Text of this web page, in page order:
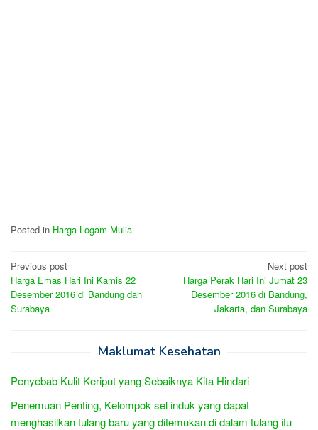
Posted in Harga Logam Mulia
Post
navigation
Previous post
Harga Emas Hari Ini Kamis 22
Desember 2016 di Bandung dan
Surabaya
Next post
Harga Perak Hari Ini Jumat 23
Desember 2016 di Bandung,
Jakarta, dan Surabaya
Maklumat Kesehatan
Penyebab Kulit Keriput yang Sebaiknya Kita Hindari
Penemuan Penting, Kelompok sel induk yang dapat
menghasilkan tulang baru yang ditemukan di dalam tulang itu